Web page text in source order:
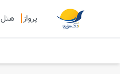
پرواز هتل